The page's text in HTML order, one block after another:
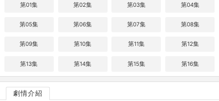
第01集 第02集 第03集 第04集
第05集 第06集 第07集 第08集
第09集 第10集 第11集 第12集
第13集 第14集 第15集 第16集
劇情介紹